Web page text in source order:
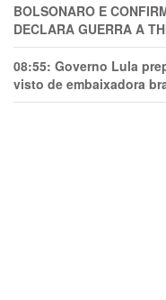
BOLSONARO E
DECLARA GUERRA A
08:55: Governo Lula
visto de embaixadora